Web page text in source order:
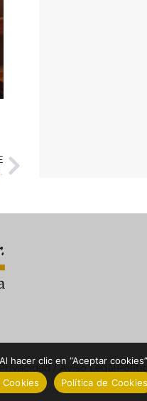
en Graja de Iniesta
/ Aviso Legal
clic en “Aceptar
Cookies Política de Cookies